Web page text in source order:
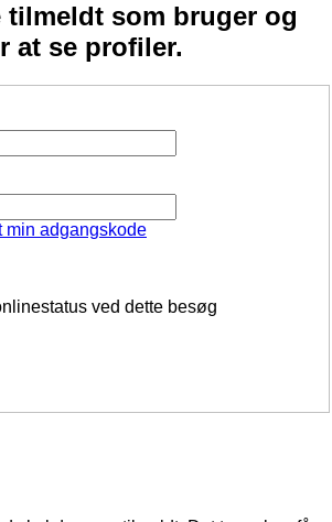
som bruger og
at se profiler.
min adgangskode
ved dette besøg